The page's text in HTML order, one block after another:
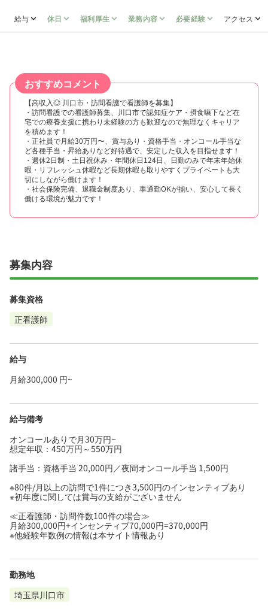
給与 休日 福利厚生 業務内容 必要経験 アクセス
おすすめコメント
【高収入◎ 川口市・訪問看護で看護師を募集】
・訪問看護での看護師募集、川口市で認知症ケア・摂食嚥下など在
宅での療養支援に携わり未経験の方も歓迎なので無理なくキャリア
を積めます！
・正社員で月給30万円〜、賞与あり・資格手当・オンコール手当な
ど各種手当・昇給ありなど好待遇で、安定した収入を目指せます！
・週休2日制・土日祝休み・年間休日124日、日勤のみで年末年始休
暇・リフレッシュ休暇など長期休暇も取りやすくプライベートも大
切にしながら働けます！
・社会保険完備、退職金制度あり、車通勤OKが揃い、安心して長く
働ける環境が魅力です！
募集内容
募集資格
正看護師
給与
月給300,000 円~
給与備考
オンコールありで月30万円~
想定年収：450万円～550万円
諸手当：資格手当 20,000円／夜間オンコール手当 1,500円
※80件/月以上の訪問で1件につき3,500円のインセンティブあり
※初年度に関しては賞与の支給がございません
≪正看護師・訪問件数100件の場合≫
月給300,000円+インセンティブ70,000円=370,000円
※他経験年数例の情報は本サイト情報あり
勤務地
埼玉県川口市